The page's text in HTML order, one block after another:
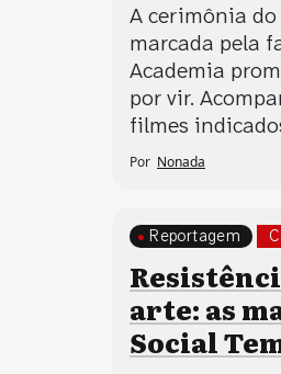
A cerimônia
marcada pela
Academia
por vir.
filmes
Por Nonada
Reportagem
arte: as
Social